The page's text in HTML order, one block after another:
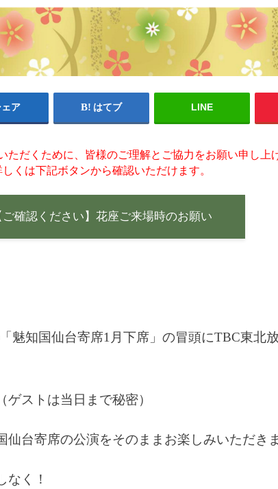
ェア はてブ LINE
ただくために、皆様のご理解とご協力をお願い申し上
しくは下記ボタンから確認いただけます。
ご確認ください】花座ご来場時のお願い
魅知国仙台寄席1月下席」の冒頭にTBC東北
ストは当日まで秘密）
仙台寄席の公演をそのままお楽しみいただきま
なく！